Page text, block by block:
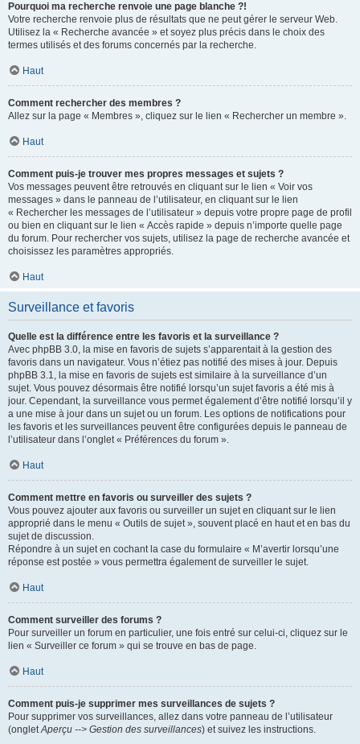
Pourquoi ma recherche renvoie une page blanche ?!
Votre recherche renvoie plus de résultats que ne peut gérer le serveur Web.
Utilisez la « Recherche avancée » et soyez plus précis dans le choix des
termes utilisés et des forums concernés par la recherche.
Haut
Comment rechercher des membres ?
Allez sur la page « Membres », cliquez sur le lien « Rechercher un membre ».
Haut
Comment puis-je trouver mes propres messages et sujets ?
Vos messages peuvent être retrouvés en cliquant sur le lien « Voir vos
messages » dans le panneau de l’utilisateur, en cliquant sur le lien
« Rechercher les messages de l’utilisateur » depuis votre propre page de profil
ou bien en cliquant sur le lien « Accès rapide » depuis n’importe quelle page
du forum. Pour rechercher vos sujets, utilisez la page de recherche avancée et
choisissez les paramètres appropriés.
Haut
Surveillance et favoris
Quelle est la différence entre les favoris et la surveillance ?
Avec phpBB 3.0, la mise en favoris de sujets s’apparentait à la gestion des
favoris dans un navigateur. Vous n’étiez pas notifié des mises à jour. Depuis
phpBB 3.1, la mise en favoris de sujets est similaire à la surveillance d’un
sujet. Vous pouvez désormais être notifié lorsqu’un sujet favoris a été mis à
jour. Cependant, la surveillance vous permet également d’être notifié lorsqu’il y
a une mise à jour dans un sujet ou un forum. Les options de notifications pour
les favoris et les surveillances peuvent être configurées depuis le panneau de
l’utilisateur dans l’onglet « Préférences du forum ».
Haut
Comment mettre en favoris ou surveiller des sujets ?
Vous pouvez ajouter aux favoris ou surveiller un sujet en cliquant sur le lien
approprié dans le menu « Outils de sujet », souvent placé en haut et en bas du
sujet de discussion.
Répondre à un sujet en cochant la case du formulaire « M’avertir lorsqu’une
réponse est postée » vous permettra également de surveiller le sujet.
Haut
Comment surveiller des forums ?
Pour surveiller un forum en particulier, une fois entré sur celui-ci, cliquez sur le
lien « Surveiller ce forum » qui se trouve en bas de page.
Haut
Comment puis-je supprimer mes surveillances de sujets ?
Pour supprimer vos surveillances, allez dans votre panneau de l’utilisateur
(ongletAperçu --> Gestion des surveillances) et suivez les instructions.